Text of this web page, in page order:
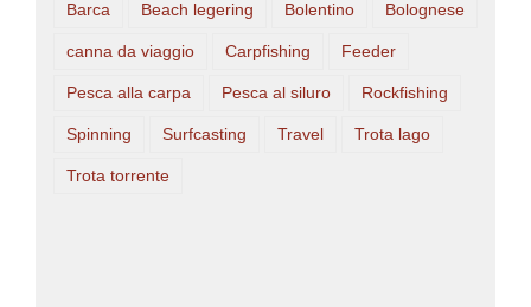
Barca Beach legering Bolentino Bolognese
canna da viaggio Carpfishing Feeder
Pesca alla carpa Pesca al siluro Rockfishing
Spinning Surfcasting Travel Trota lago
Trota torrente